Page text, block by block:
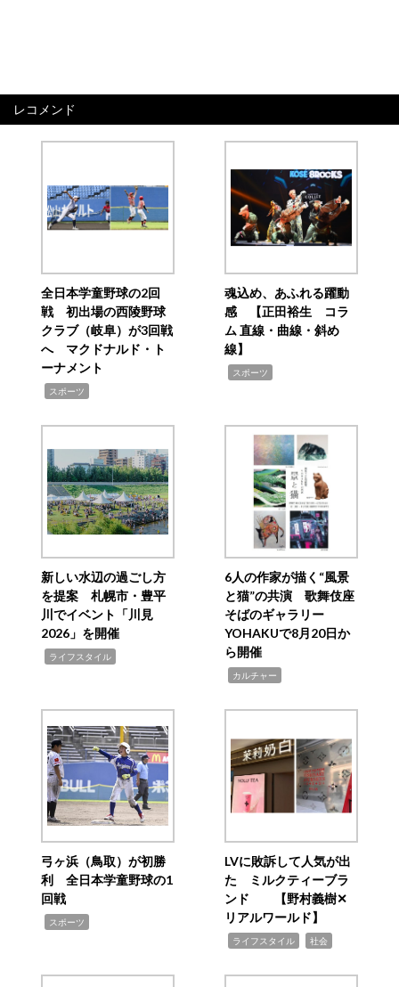
レコメンド
全日本学童野球の2回
戦 初出場の西陵野球
クラブ（岐阜）が3回戦
へ マクドナルド・ト
ーナメント
スポーツ
魂込め、あふれる躍動
感 【正田裕生 コラ
ム 直線・曲線・斜め
線】
スポーツ
新しい水辺の過ごし方
を提案 札幌市・豊平
川でイベント「川見
2026」を開催
ライフスタイル
6人の作家が描く“風景
と猫”の共演 歌舞伎座
そばのギャラリー
YOHAKUで8月20日か
ら開催
カルチャー
弓ヶ浜（鳥取）が初勝
利 全日本学童野球の1
回戦
スポーツ
LVに敗訴して人気が出
た ミルクティーブラ
ンド 【野村義樹✕
リアルワールド】
ライフスタイル 社会